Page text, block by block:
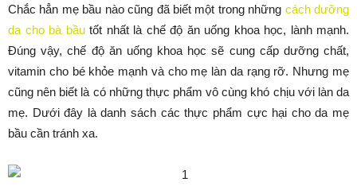
Chắc hẳn mẹ bầu nào cũng đã biết một trong những cách dưỡng
da cho bà bầutốt nhất là chế độ ăn uống khoa học, lành mạnh.
Đúng vậy, chế độ ăn uống khoa học sẽ cung cấp dưỡng chất,
vitamin cho bé khỏe mạnh và cho mẹ làn da rạng rỡ. Nhưng mẹ
cũng nên biết là có những thực phẩm vô cùng khó chịu với làn da
mẹ. Dưới đây là danh sách các thực phẩm cực hại cho da mẹ
bầu cần tránh xa.